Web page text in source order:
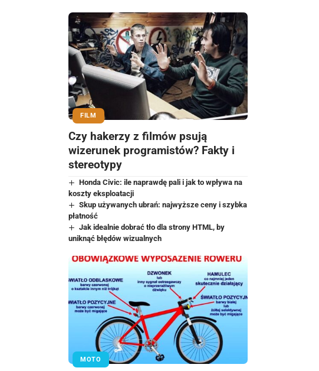
FILM
Czy hakerzy z filmów psują
wizerunek programistów? Fakty i
stereotypy
Honda Civic: ile naprawdę pali i jak to wpływa na
koszty eksploatacji
Skup używanych ubrań: najwyższe ceny i szybka
płatność
Jak idealnie dobrać tło dla strony HTML, by
uniknąć błędów wizualnych
MOTO